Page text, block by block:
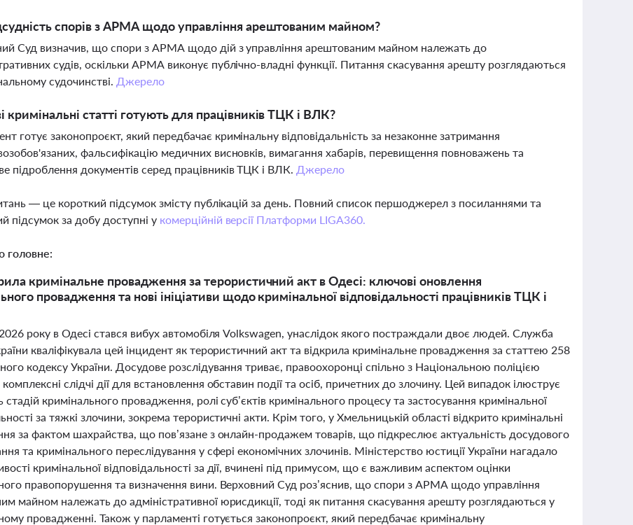
спорів з АРМА щодо управління арештованим майном?
Суд визначив, що спори з АРМА щодо дій з управління арештованим майном належать до
судів, оскільки АРМА виконує публічно-владні функції. Питання скасування арешту розглядаються
судочинстві. Джерело
кримінальні статті готують для працівників ТЦК і ВЛК?
готує законопроєкт, який передбачає кримінальну відповідальність за незаконне затримання
фальсифікацію медичних висновків, вимагання хабарів, перевищення повноважень та
підроблення документів серед працівників ТЦК і ВЛК. Джерело
— це короткий підсумок змісту публікацій за день. Повний список першоджерел з посиланнями та
підсумок за добу доступні у комерційній версії Платформи LIGA360.
головне:
кримінальне провадження за терористичний акт в Одесі: ключові оновлення
провадження та нові ініціативи щодо кримінальної відповідальності працівників ТЦК і
року в Одесі стався вибух автомобіля Volkswagen, унаслідок якого постраждали двоє людей. Служба
кваліфікувала цей інцидент як терористичний акт та відкрила кримінальне провадження за статтею 258
кодексу України. Досудове розслідування триває, правоохоронці спільно з Національною поліцією
слідчі дії для встановлення обставин події та осіб, причетних до злочину. Цей випадок ілюструє
стадій кримінального провадження, ролі суб’єктів кримінального процесу та застосування кримінальної
за тяжкі злочини, зокрема терористичні акти. Крім того, у Хмельницькій області відкрито кримінальні
за фактом шахрайства, що пов’язане з онлайн-продажем товарів, що підкреслює актуальність досудового
та кримінального переслідування у сфері економічних злочинів. Міністерство юстиції України нагадало
кримінальної відповідальності за дії, вчинені під примусом, що є важливим аспектом оцінки
правопорушення та визначення вини. Верховний Суд роз’яснив, що спори з АРМА щодо управління
майном належать до адміністративної юрисдикції, тоді як питання скасування арешту розглядаються у
провадженні. Також у парламенті готується законопроєкт, який передбачає кримінальну